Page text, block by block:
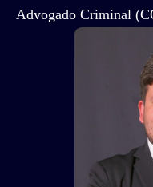
Advogado Criminal